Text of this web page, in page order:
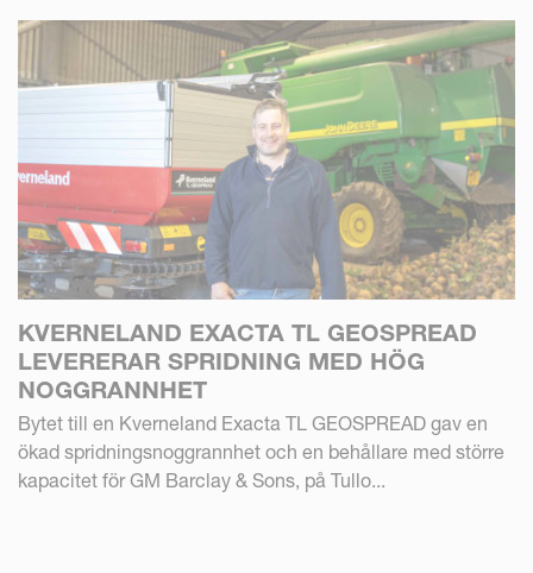
KVERNELAND EXACTA TL GEOSPREAD
LEVERERAR SPRIDNING MED HÖG
NOGGRANNHET
Bytet till en Kverneland Exacta TL GEOSPREAD gav en
ökad spridningsnoggrannhet och en behållare med större
kapacitet för GM Barclay & Sons, på Tullo...